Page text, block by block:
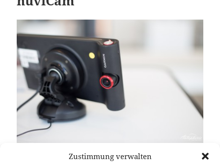
Zustimmung verwalten
Gerade erst hat Garmin seine neueste Schöpfung